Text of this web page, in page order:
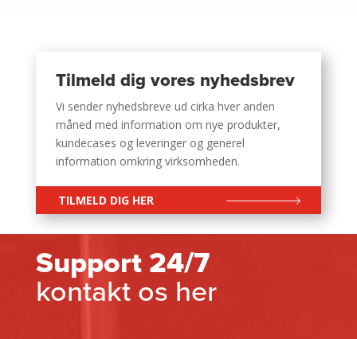
Tilmeld dig vores nyhedsbrev
Vi sender nyhedsbreve ud cirka hver anden
måned med information om nye produkter,
kundecases og leveringer og generel
information omkring virksomheden.
TILMELD DIG HER
Support 24/7
kontakt os her